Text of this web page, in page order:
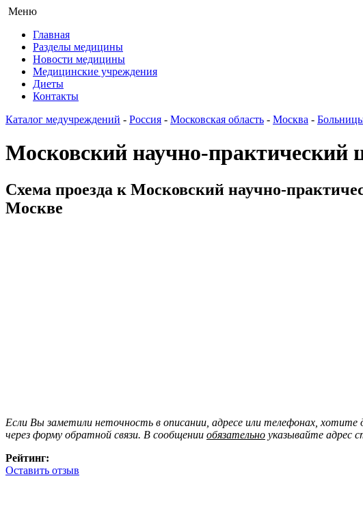
Меню
Главная
Разделы медицины
Новости медицины
Медицинские учреждения
Диеты
Контакты
Каталог медучреждений - Россия - Московская область - Москва -
Московский научно-
Схема проезда к Московский научно-
Москве
Если Вы заметили неточность в описании, адресе или телефонах,
через форму обратной связи. В сообщении обязательно указывайте адрес
Рейтинг:
Оставить отзыв